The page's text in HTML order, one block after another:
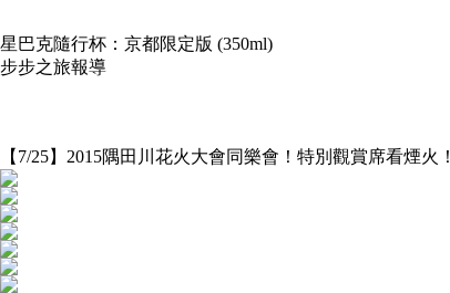
星巴克隨行杯：京都限定版 (350ml)
步步之旅報導
【7/25】2015隅田川花火大會同樂會！特別觀賞席看煙火！